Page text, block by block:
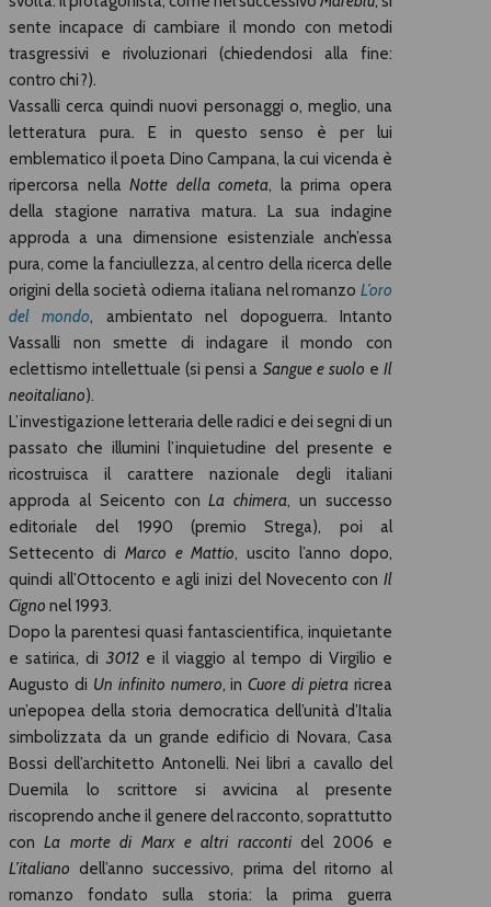
sente incapace di cambiare il mondo con metodi
trasgressivi e rivoluzionari (chiedendosi alla fine:
contro chi?).
Vassalli cerca quindi nuovi personaggi o, meglio, una
letteratura pura. E in questo senso è per lui
emblematico il poeta Dino Campana, la cui vicenda è
ripercorsa nellaNotte della cometa, la prima opera
della stagione narrativa matura. La sua indagine
approda a una dimensione esistenziale anch’essa
pura, come la fanciullezza, al centro della ricerca delle
origini della società odierna italiana nel romanzo L’oro
del mondo, ambientato nel dopoguerra. Intanto
Vassalli non smette di indagare il mondo con
eclettismo intellettuale (si pensi a Sangue e suolo eIl
neoitaliano).
L’investigazione letteraria delle radici e dei segni di un
passato che illumini l’inquietudine del presente e
ricostruisca il carattere nazionale degli italiani
approda al Seicento conLa chimera, un successo
editoriale del 1990 (premio Strega), poi al
Settecento di Marco e Mattio, uscito l’anno dopo,
quindi all’Ottocento e agli inizi del Novecento con Il
Cigno nel 1993.
Dopo la parentesi quasi fantascientifica, inquietante
e satirica, di3012e il viaggio al tempo di Virgilio e
Augusto di Un infinito numero, in Cuore di pietra ricrea
un’epopea della storia democratica dell’unità d’Italia
simbolizzata da un grande edificio di Novara, Casa
Bossi dell’architetto Antonelli. Nei libri a cavallo del
Duemila lo scrittore si avvicina al presente
riscoprendo anche il genere del racconto, soprattutto
conLa morte di Marx e altri raccontidel 2006 e
L’italiano dell’anno successivo, prima del ritorno al
romanzo fondato sulla storia: la prima guerra